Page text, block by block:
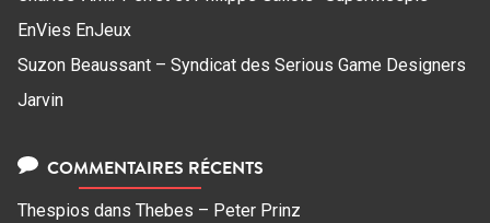
EnVies EnJeux
Suzon Beaussant – Syndicat des Serious Game Designers
Jarvin
COMMENTAIRES RÉCENTS
Thespios dans Thebes – Peter Prinz